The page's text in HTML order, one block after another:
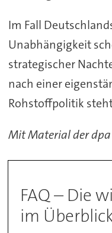
Im Fall
Unabhängigkeit
strategischer
nach einer
Rohstoffpolitik
Mit Material der dpa
FAQ – Die
im